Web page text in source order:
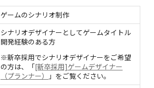
ゲームのシナリオ制作
シナリオデザイナーとしてゲームタイトル
開発経験のある方
※新卒採用でシナリオデザイナーをご希望
の方は、「[新卒採用]ゲームデザイナー
（プランナー）
」をご覧ください。